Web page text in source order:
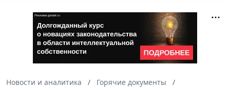
Новости и аналитика
Горячие документы